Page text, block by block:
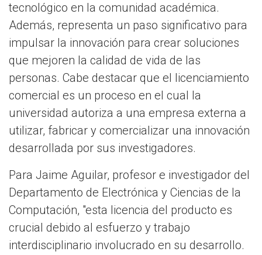
tecnológico en la comunidad académica.
Además, representa un paso significativo para
impulsar la innovación para crear soluciones
que mejoren la calidad de vida de las
personas. Cabe destacar que el licenciamiento
comercial es un proceso en el cual la
universidad autoriza a una empresa externa a
utilizar, fabricar y comercializar una innovación
desarrollada por sus investigadores.
Para Jaime Aguilar, profesor e investigador del
Departamento de Electrónica y Ciencias de la
Computación, "esta licencia del producto es
crucial debido al esfuerzo y trabajo
interdisciplinario involucrado en su desarrollo.